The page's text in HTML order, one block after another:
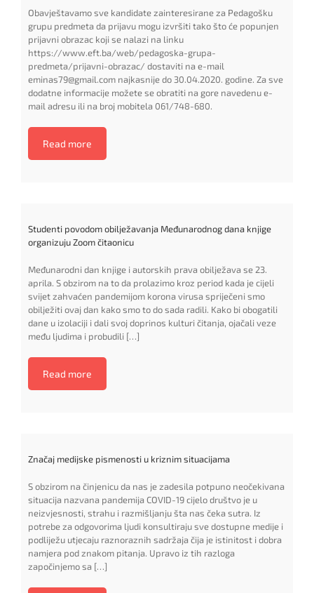
Obavještavamo sve kandidate zainteresirane za Pedagošku
grupu predmeta da prijavu mogu izvršiti tako što će popunjen
prijavni obrazac koji se nalazi na linku
https://www.eft.ba/web/pedagoska-grupa-
predmeta/prijavni-obrazac/ dostaviti na e-mail
eminas79@gmail.com najkasnije do 30.04.2020. godine. Za sve
dodatne informacije možete se obratiti na gore navedenu e-
mail adresu ili na broj mobitela 061/748-680.
Read more
Studenti povodom obilježavanja Međunarodnog dana knjige
organizuju Zoom čitaonicu
Međunarodni dan knjige i autorskih prava obilježava se 23.
aprila. S obzirom na to da prolazimo kroz period kada je cijeli
svijet zahvaćen pandemijom korona virusa spriječeni smo
obilježiti ovaj dan kako smo to do sada radili. Kako bi obogatili
dane u izolaciji i dali svoj doprinos kulturi čitanja, ojačali veze
među ljudima i probudili […]
Read more
Značaj medijske pismenosti u kriznim situacijama
S obzirom na činjenicu da nas je zadesila potpuno neočekivana
situacija nazvana pandemija COVID-19 cijelo društvo je u
neizvjesnosti, strahu i razmišljanju šta nas čeka sutra. Iz
potrebe za odgovorima ljudi konsultiraju sve dostupne medije i
podliježu utjecaju raznoraznih sadržaja čija je istinitost i dobra
namjera pod znakom pitanja. Upravo iz tih razloga
započinjemo sa […]